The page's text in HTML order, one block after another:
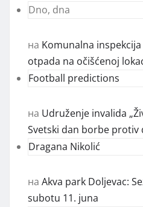
Dno, dna
на Komunalna
otpada na očišćenoj
Football predictions
на Udruženje invalida
Svetski dan borbe protiv
Dragana Nikolić
на Akva park Doljevac:
subotu 11. juna